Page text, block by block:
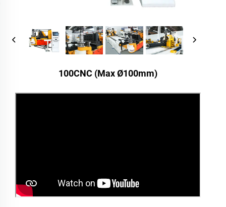
100CNC (Max Ø100mm)